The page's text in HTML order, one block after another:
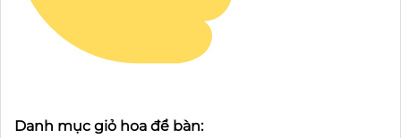
Danh mục giỏ hoa để bàn: